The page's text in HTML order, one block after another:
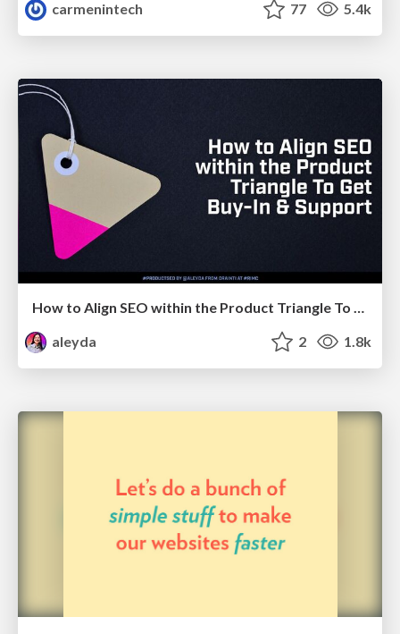
carmenintech 77 5.4k
How to Align SEO within the Product Triangle To Get Buy-In & Support - #RIMC
aleyda
2 1.8k